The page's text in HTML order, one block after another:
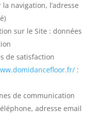
navigation, l’adresse
sur le Site : données
de satisfaction
:
de communication
adresse email